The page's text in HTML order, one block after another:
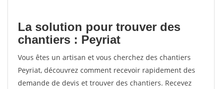
La solution pour trouver des
chantiers : Peyriat
Vous êtes un artisan et vous cherchez des chantiers
Peyriat, découvrez comment recevoir rapidement des
demande de devis et trouver des chantiers. Recevez